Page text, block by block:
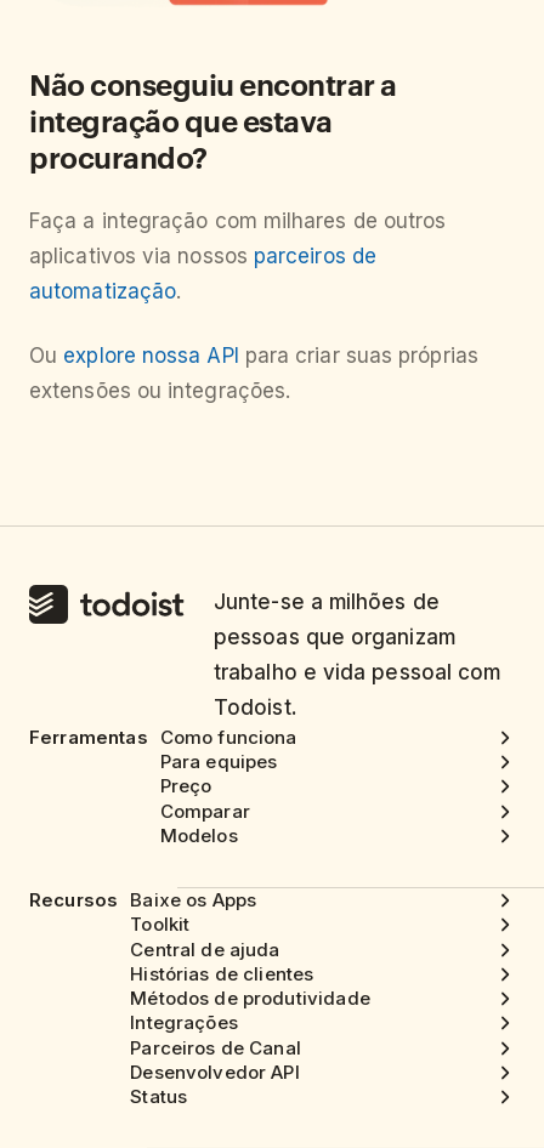
Não conseguiu encontrar a
integração que estava
procurando?
Faça a integração com milhares de outros
aplicativos via nossos parceiros de
automatização.
Ou explore nossa API para criar suas próprias
extensões ou integrações.
Junte-se a milhões de
pessoas que organizam
trabalho e vida pessoal com
Todoist.
Ferramentas
Como funciona
Para equipes
Preço
Comparar
Modelos
Recursos
Baixe os Apps
Toolkit
Central de ajuda
Histórias de clientes
Métodos de produtividade
Integrações
Parceiros de Canal
Desenvolvedor API
Status